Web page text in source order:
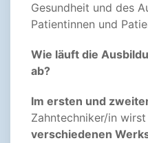
Gesundheit und des
Patientinnen und
Wie läuft die
ab?
Im ersten und
Zahntechniker/in
verschiedenen